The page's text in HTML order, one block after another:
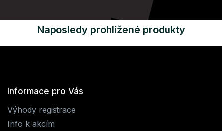
Naposledy prohlížené produkty
Informace pro Vás
Výhody registrace
Info k akcím